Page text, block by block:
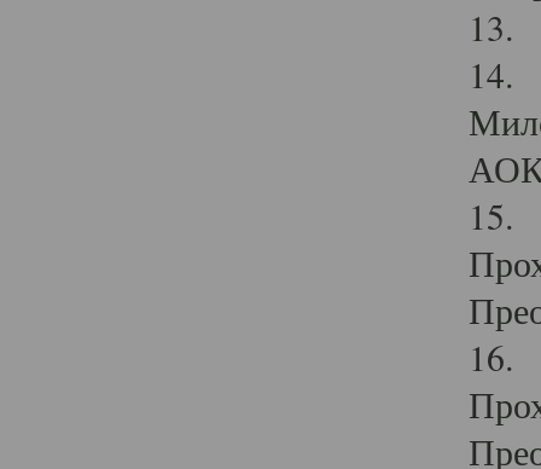
13.
14.
15.
16.